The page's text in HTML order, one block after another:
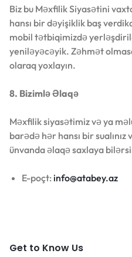
Biz bu Məxfilik Siyasətini
hansı bir dəyişiklik baş
mobil tətbiqimizdə
yeniləyəcəyik. Zəhmət
olaraq yoxlayın.
8. Bizimlə Əlaqə
Məxfilik siyasətimiz və ya
barədə hər hansı bir sualınız
ünvanda əlaqə saxlaya
E-poçt: info@atabey.az
Get to Know Us